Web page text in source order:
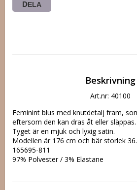
DELA
Beskrivning
Art.nr: 40100
Feminint blus med knutdetalj fram,
eftersom den kan dras åt eller släppas.
Tyget är en mjuk och lyxig satin.
Modellen är 176 cm och bär storlek 36.
165695-811
97% Polyester / 3% Elastane